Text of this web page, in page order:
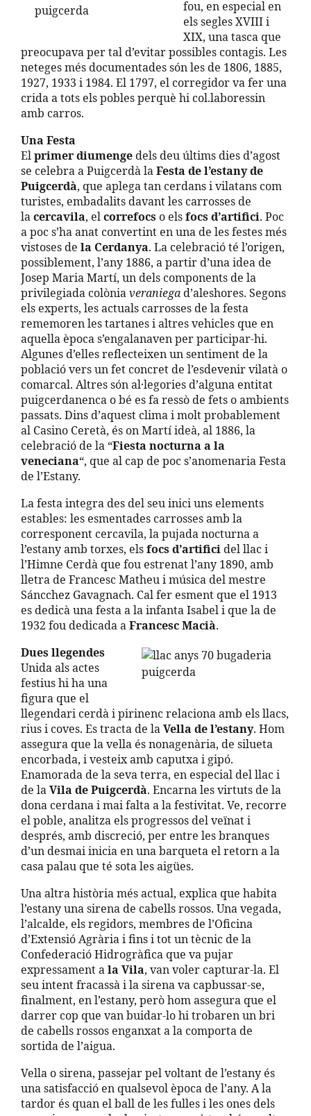
fou, en especial en
els segles XVIII i
XIX, una tasca que
preocupava per tal d’evitar possibles contagis. Les
neteges més documentades són les de 1806, 1885,
1927, 1933 i 1984. El 1797, el corregidor va fer una
crida a tots els pobles perquè hi col.laboressin
amb carros.
Una Festa
El primer diumenge dels deu últims dies d’agost
se celebra a Puigcerdà la Festa de l’estany de
Puigcerdà, que aplega tan cerdans i vilatans com
turistes, embadalits davant les carrosses de
la cercavila, el correfocs o els focs d’artifici. Poc
a poc s’ha anat convertint en una de les festes més
vistoses de la Cerdanya. La celebració té l’origen,
possiblement, l’any 1886, a partir d’una idea de
Josep Maria Martí, un dels components de la
privilegiada colònia veraniega d’aleshores. Segons
els experts, les actuals carrosses de la festa
rememoren les tartanes i altres vehicles que en
aquella època s’engalanaven per participar-hi.
Algunes d’elles reflecteixen un sentiment de la
població vers un fet concret de l’esdevenir vilatà o
comarcal. Altres són al·legories d’alguna entitat
puigcerdanenca o bé es fa ressò de fets o ambients
passats. Dins d’aquest clima i molt probablement
al Casino Ceretà, és on Martí ideà, al 1886, la
celebració de la “Fiesta nocturna a la
veneciana“, que al cap de poc s’anomenaria Festa
de l’Estany.
La festa integra des del seu inici uns elements
estables: les esmentades carrosses amb la
corresponent cercavila, la pujada nocturna a
l’estany amb torxes, els focs d’artifici del llac i
l’Himne Cerdà que fou estrenat l’any 1890, amb
lletra de Francesc Matheu i música del mestre
Sáncchez Gavagnach. Cal fer esment que el 1913
es dedicà una festa a la infanta Isabel i que la de
1932 fou dedicada a Francesc Macià.
Dues llegendes
Unida als actes
festius hi ha una
figura que el
llegendari cerdà i pirinenc relaciona amb els llacs,
rius i coves. Es tracta de la Vella de l’estany. Hom
assegura que la vella és nonagenària, de silueta
encorbada, i vesteix amb caputxa i gipó.
Enamorada de la seva terra, en especial del llac i
de la Vila de Puigcerdà. Encarna les virtuts de la
dona cerdana i mai falta a la festivitat. Ve, recorre
el poble, analitza els progressos del veïnat i
després, amb discreció, per entre les branques
d’un desmai inicia en una barqueta el retorn a la
casa palau que té sota les aigües.
Una altra història més actual, explica que habita
l’estany una sirena de cabells rossos. Una vegada,
l’alcalde, els regidors, membres de l’Oficina
d’Extensió Agrària i fins i tot un tècnic de la
Confederació Hidrogràfica que va pujar
expressament a la Vila, van voler capturar-la. El
seu intent fracassà i la sirena va capbussar-se,
finalment, en l’estany, però hom assegura que el
darrer cop que van buidar-lo hi trobaren un bri
de cabells rossos enganxat a la comporta de
sortida de l’aigua.
Vella o sirena, passejar pel voltant de l’estany és
una satisfacció en qualsevol època de l’any. A la
tardor és quan el ball de les fulles i les ones dels